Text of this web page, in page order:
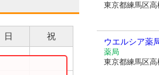
日 祝
東京都練馬区高
ウエルシア薬
薬局
東京都練馬区高